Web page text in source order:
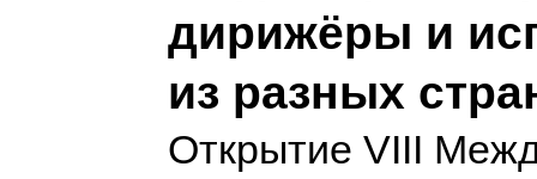
дирижёры и
из разных
Открытие VIII